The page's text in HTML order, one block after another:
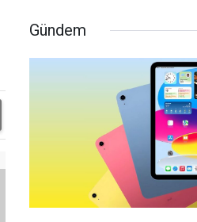
Gündem